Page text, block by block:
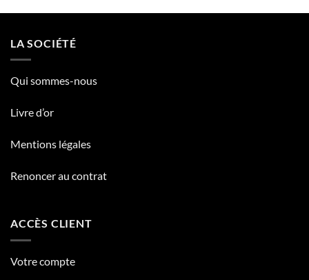
LA SOCIÉTÉ
Qui sommes-nous
Livre d’or
Mentions légales
Renoncer au contrat
ACCÈS CLIENT
Votre compte